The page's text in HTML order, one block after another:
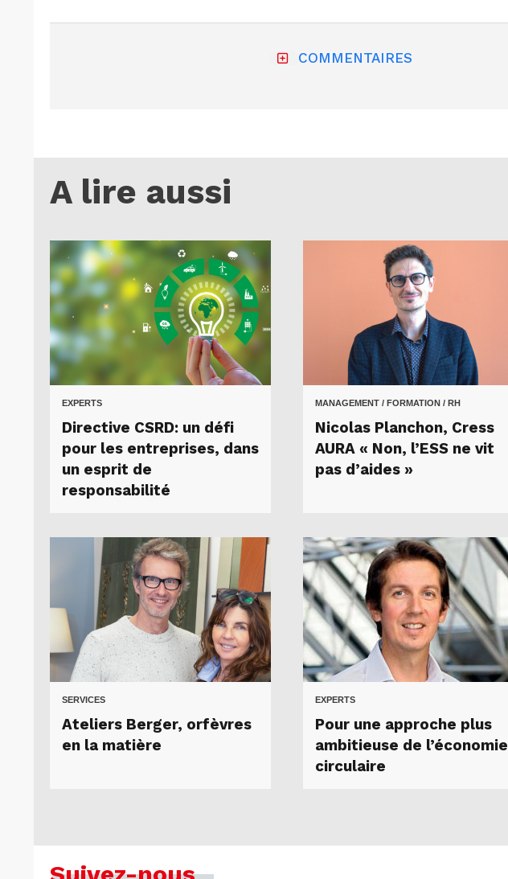
COMMENTAIRES
A lire aussi
EXPERTS
Directive CSRD: un défi
pour les entreprises, dans
un esprit de
responsabilité
MANAGEMENT / FORMATION / RH
Nicolas Planchon, Cress
AURA « Non, l’ESS ne vit
pas d’aides »
SERVICES
Ateliers Berger, orfèvres
en la matière
EXPERTS
Pour une approche plus
ambitieuse de l’économie
circulaire